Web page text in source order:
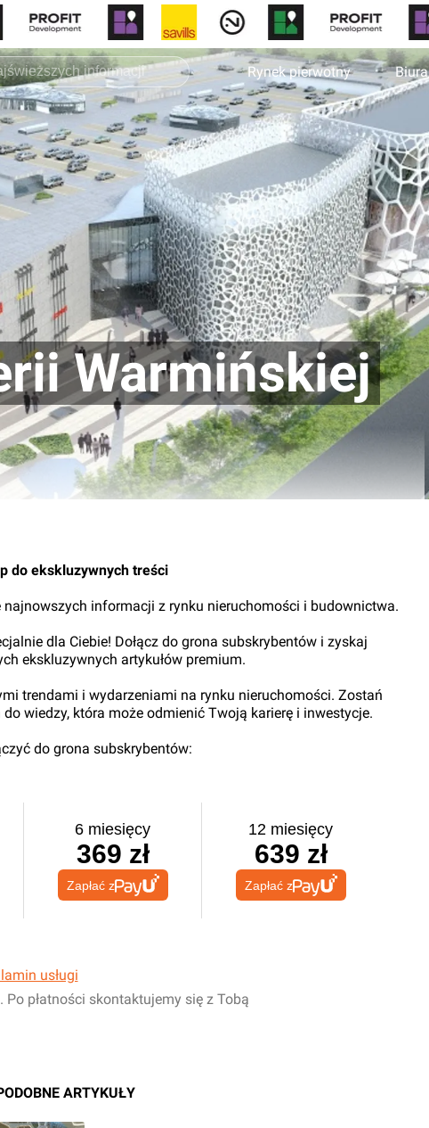
Rynek pierwotny Biura
Warmińskiej
do ekskluzywnych treści
informacji z rynku nieruchomości i budownictwa.
dla Ciebie! Dołącz do grona subskrybentów i zyskaj
ekskluzywnych artykułów premium.
trendami i wydarzeniami na rynku nieruchomości. Zostań
wiedzy, która może odmienić Twoją karierę i inwestycje.
do grona subskrybentów:
6 miesięcy
369 zł
Zapłać z
12 miesięcy
639 zł
Zapłać z
usługi
płatności skontaktujemy się z Tobą
ARTYKUŁY